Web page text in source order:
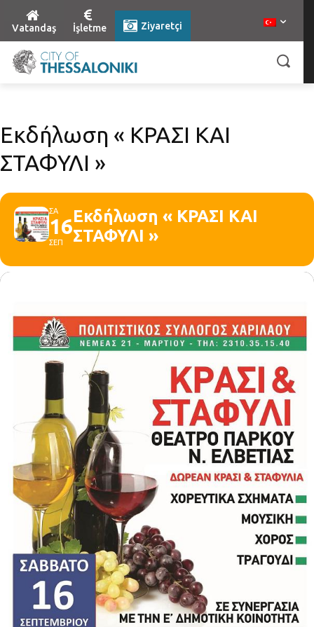
Vatandaş İşletme Ziyaretçi
Εκδήλωση « ΚΡΑΣΙ ΚΑΙ
ΣΤΑΦΥΛΙ »
ΣΑ
16
ΣΕΠ
Εκδήλωση « ΚΡΑΣΙ ΚΑΙ
ΣΤΑΦΥΛΙ »